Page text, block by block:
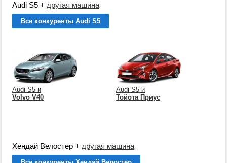
Audi S5 + другая машина
Все конкуренты Audi S5
Audi S5 и
Volvo V40
Audi S5 и
Тойота Приус
Хендай Велостер + другая машина